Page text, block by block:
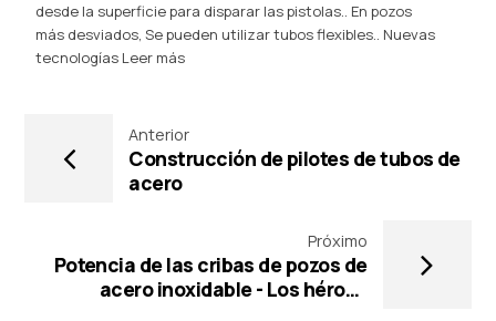
desde la superficie para disparar las pistolas.. En pozos
más desviados, Se pueden utilizar tubos flexibles.. Nuevas
tecnologías Leer más
Anterior
Construcción de pilotes de tubos de
acero
Próximo
Potencia de las cribas de pozos de
acero inoxidable - Los héroes